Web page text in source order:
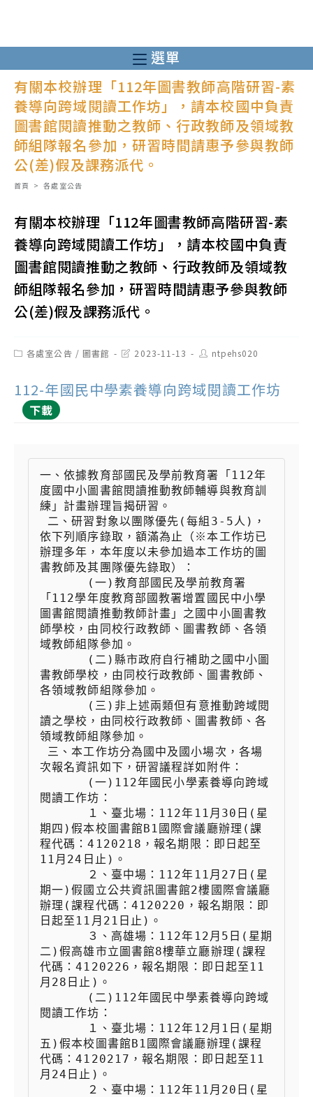
至
主
內
選單
有關本校辦理「112年圖書教師高階研習-素
養導向跨域閱讀工作坊」，請本校國中負責
圖書館閱讀推動之教師、行政教師及領域教
師組隊報名參加，研習時間請惠予參與教師
公(差)假及課務派代。
首頁 > 各處室公告
有關本校辦理「112年圖書教師高階研習-素
養導向跨域閱讀工作坊」，請本校國中負責
圖書館閱讀推動之教師、行政教師及領域教
師組隊報名參加，研習時間請惠予參與教師
公(差)假及課務派代。
Post各處室公告 / 圖書館
Post2023-11-13
Post
author:
ntpehs020
112-年國民中學素養導向跨域閱讀工作坊
下載
一、依據教育部國民及學前教育署「112年
度國中小圖書館閱讀推動教師輔導與教育訓
練」計畫辦理旨揭研習。
依下列順序錄取，額滿為止（※本工作坊已
辦理多年，本年度以未參加過本工作坊的圖
書教師及其團隊優先錄取）：
「112學年度教育部國教署增置國民中小學
圖書館閱讀推動教師計畫」之國中小圖書教
師學校，由同校行政教師、圖書教師、各領
域教師組隊參加。
書教師學校，由同校行政教師、圖書教師、
各領域教師組隊參加。
讀之學校，由同校行政教師、圖書教師、各
領域教師組隊參加。
次報名資訊如下，研習議程詳如附件：
閱讀工作坊：
期四)假本校圖書館B1國際會議廳辦理(課
程代碼：4120218，報名期限：即日起至
11月24日止)。
期一)假國立公共資訊圖書館2樓國際會議廳
辦理(課程代碼：4120220，報名期限：即
日起至11月21日止)。
二)假高雄市立圖書館8樓華立廳辦理(課程
代碼：4120226，報名期限：即日起至11
月28日止)。
閱讀工作坊：
五)假本校圖書館B1國際會議廳辦理(課程
代碼：4120217，報名期限：即日起至11
月24日止)。